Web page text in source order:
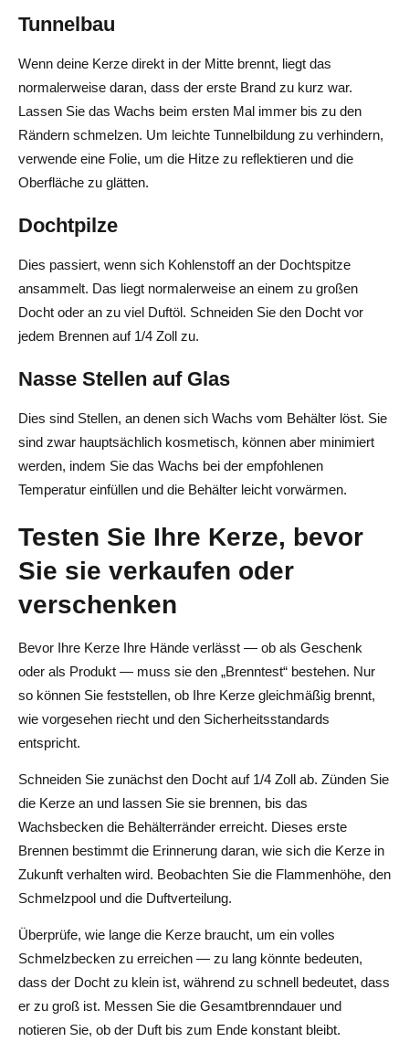
Tunnelbau
Wenn deine Kerze direkt in der Mitte brennt, liegt das
normalerweise daran, dass der erste Brand zu kurz war.
Lassen Sie das Wachs beim ersten Mal immer bis zu den
Rändern schmelzen. Um leichte Tunnelbildung zu verhindern,
verwende eine Folie, um die Hitze zu reflektieren und die
Oberfläche zu glätten.
Dochtpilze
Dies passiert, wenn sich Kohlenstoff an der Dochtspitze
ansammelt. Das liegt normalerweise an einem zu großen
Docht oder an zu viel Duftöl. Schneiden Sie den Docht vor
jedem Brennen auf 1/4 Zoll zu.
Nasse Stellen auf Glas
Dies sind Stellen, an denen sich Wachs vom Behälter löst. Sie
sind zwar hauptsächlich kosmetisch, können aber minimiert
werden, indem Sie das Wachs bei der empfohlenen
Temperatur einfüllen und die Behälter leicht vorwärmen.
Testen Sie Ihre Kerze, bevor
Sie sie verkaufen oder
verschenken
Bevor Ihre Kerze Ihre Hände verlässt — ob als Geschenk
oder als Produkt — muss sie den „Brenntest“ bestehen. Nur
so können Sie feststellen, ob Ihre Kerze gleichmäßig brennt,
wie vorgesehen riecht und den Sicherheitsstandards
entspricht.
Schneiden Sie zunächst den Docht auf 1/4 Zoll ab. Zünden Sie
die Kerze an und lassen Sie sie brennen, bis das
Wachsbecken die Behälterränder erreicht. Dieses erste
Brennen bestimmt die Erinnerung daran, wie sich die Kerze in
Zukunft verhalten wird. Beobachten Sie die Flammenhöhe, den
Schmelzpool und die Duftverteilung.
Überprüfe, wie lange die Kerze braucht, um ein volles
Schmelzbecken zu erreichen — zu lang könnte bedeuten,
dass der Docht zu klein ist, während zu schnell bedeutet, dass
er zu groß ist. Messen Sie die Gesamtbrenndauer und
notieren Sie, ob der Duft bis zum Ende konstant bleibt.